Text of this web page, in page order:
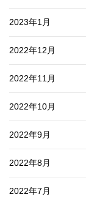
2023年1月
2022年12月
2022年11月
2022年10月
2022年9月
2022年8月
2022年7月